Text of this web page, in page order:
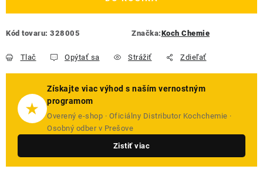
Kód tovaru: 328005 Značka:Koch Chemie
Tlač Opýtať sa Strážiť Zdieľať
★
Získajte viac výhod s naším vernostným
programom
Overený e-shop · Oficiálny Distributor Kochchemie ·
Osobný odber v Prešove
Zistiť viac